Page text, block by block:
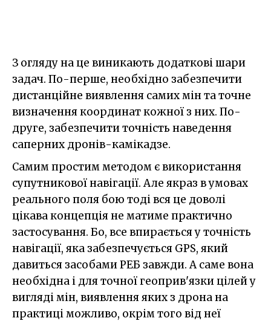
З огляду на це виникають додаткові шари
задач. По-перше, необхідно забезпечити
дистанційне виявлення самих мін та точне
визначення координат кожної з них. По-
друге, забезпечити точність наведення
саперних дронів-камікадзе.
Самим простим методом є використання
супутникової навігації. Але якраз в умовах
реального поля бою тоді вся це доволі
цікава концепція не матиме практично
застосування. Бо, все впирається у точність
навігації, яка забезпечується GPS, який
давиться засобами РЕБ завжди. А саме вона
необхідна і для точної геоприв'язки цілей у
вигляді мін, виявлення яких з дрона на
практиці можливо, окрім того від неї